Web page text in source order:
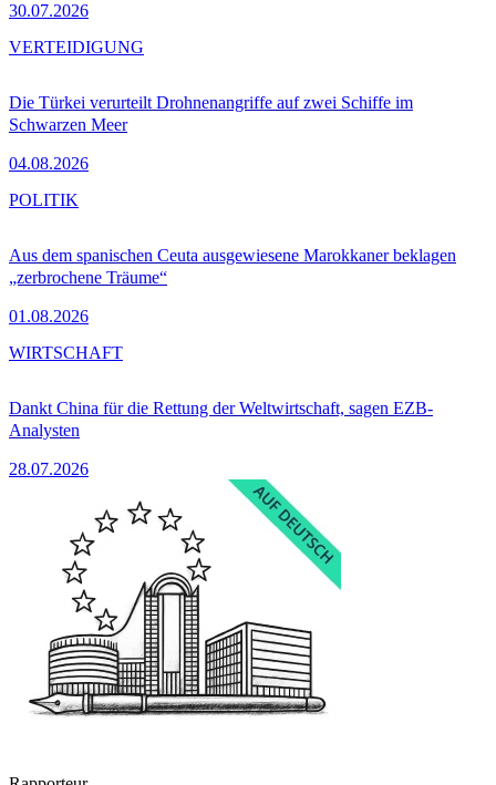
30.07.2026
Die Türkei verurteilt Drohnenangriffe auf zwei Schiffe im
Schwarzen Meer
04.08.2026
VERTEIDIGUNG
Aus dem spanischen Ceuta ausgewiesene Marokkaner beklagen
„zerbrochene Träume“
01.08.2026
POLITIK
Dankt China für die Rettung der Weltwirtschaft, sagen EZB-
Analysten
28.07.2026
WIRTSCHAFT